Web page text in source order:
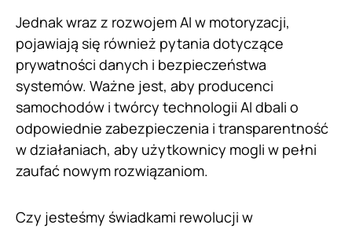
Jednak wraz z rozwojem AI w motoryzacji,
pojawiają się również pytania dotyczące
prywatności danych i bezpieczeństwa
systemów. Ważne jest, aby producenci
samochodów i twórcy technologii AI dbali o
odpowiednie zabezpieczenia i transparentność
w działaniach, aby użytkownicy mogli w pełni
zaufać nowym rozwiązaniom.
Czy jesteśmy świadkami rewolucji w